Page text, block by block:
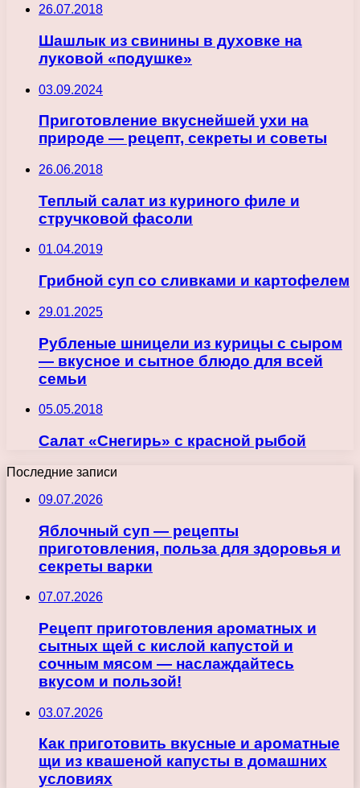
26.07.2018
Шашлык из свинины в духовке на
луковой «подушке»
03.09.2024
Приготовление вкуснейшей ухи на
природе — рецепт, секреты и советы
26.06.2018
Теплый салат из куриного филе и
стручковой фасоли
01.04.2019
Грибной суп со сливками и картофелем
29.01.2025
Рубленые шницели из курицы с сыром
— вкусное и сытное блюдо для всей
семьи
05.05.2018
Салат «Снегирь» с красной рыбой
Последние записи
09.07.2026
Яблочный суп — рецепты
приготовления, польза для здоровья и
секреты варки
07.07.2026
Рецепт приготовления ароматных и
сытных щей с кислой капустой и
сочным мясом — наслаждайтесь
вкусом и пользой!
03.07.2026
Как приготовить вкусные и ароматные
щи из квашеной капусты в домашних
условиях